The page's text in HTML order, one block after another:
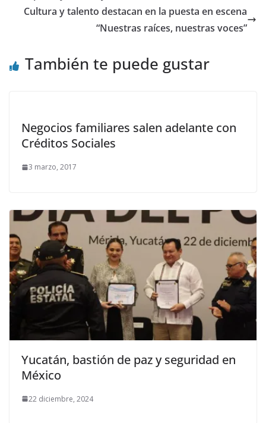
Cultura y talento destacan en la puesta en escena
“Nuestras raíces, nuestras voces”
También te puede gustar
Negocios familiares salen adelante con
Créditos Sociales
3 marzo, 2017
Yucatán, bastión de paz y seguridad en
México
22 diciembre, 2024